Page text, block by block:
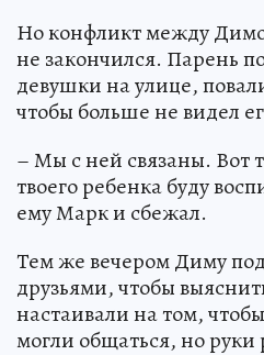
Но конфликт между
не закончился. Парень
девушки на улице,
чтобы больше не видел
– Мы с ней связаны. Вот
твоего ребенка буду
ему Марк и сбежал.
Тем же вечером Диму
друзьями, чтобы
настаивали на том,
могли общаться, но руки